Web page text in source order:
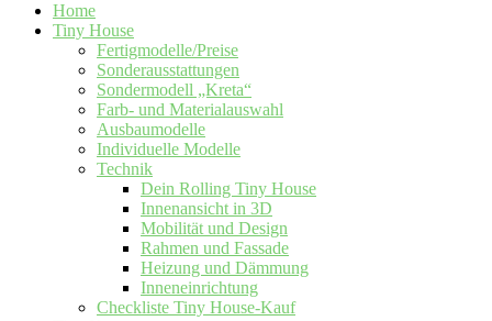
Home
Tiny House
Fertigmodelle/Preise
Sonderausstattungen
Sondermodell „Kreta“
Farb- und Materialauswahl
Ausbaumodelle
Individuelle Modelle
Technik
Dein Rolling Tiny House
Innenansicht in 3D
Mobilität und Design
Rahmen und Fassade
Heizung und Dämmung
Inneneinrichtung
Checkliste Tiny House-Kauf